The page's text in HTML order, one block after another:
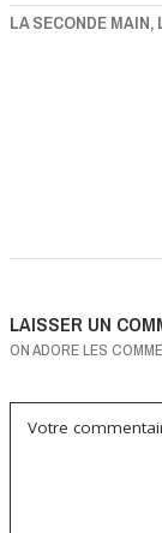
LA SECONDE MAIN,
LAISSER UN
ON ADORE LES
Votre